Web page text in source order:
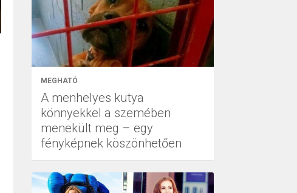
MEGHATÓ
A menhelyes kutya
könnyekkel a szemében
menekült meg – egy
fényképnek köszönhetően